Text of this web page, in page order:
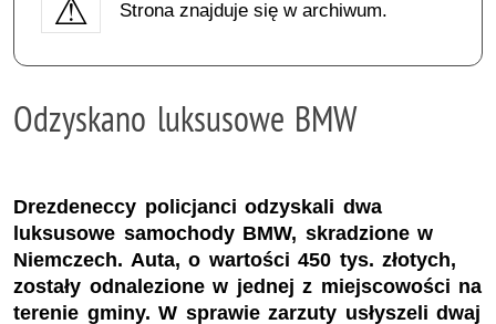
Strona znajduje się w archiwum.
Odzyskano luksusowe BMW
Drezdeneccy policjanci odzyskali dwa
luksusowe samochody BMW, skradzione w
Niemczech. Auta, o wartości 450 tys. złotych,
zostały odnalezione w jednej z miejscowości na
terenie gminy. W sprawie zarzuty usłyszeli dwaj